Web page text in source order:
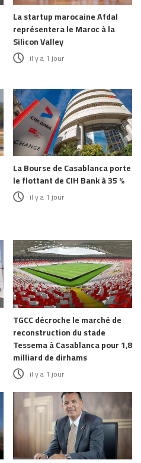
La startup marocaine Afdal
représentera le Maroc à la
Silicon Valley
il y a 1 jour
La Bourse de Casablanca porte
le flottant de CIH Bank à 35 %
il y a 1 jour
TGCC décroche le marché de
reconstruction du stade
Tessema à Casablanca pour 1,8
milliard de dirhams
il y a 1 jour